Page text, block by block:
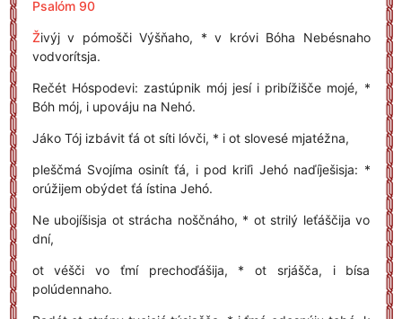
Psalóm 90
Živýj v pómošči Výšňaho, * v króvi Bóha Nebésnaho
vodvorítsja.
Rečét Hóspodevi: zastúpnik mój jesí i pribížišče mojé, *
Bóh mój, i upováju na Nehó.
Jáko Tój izbávit ťá ot síti lóvči, * i ot slovesé mjatéžna,
pleščmá Svojíma osinít ťá, i pod kriľi Jehó naďíješisja: *
orúžijem obýdet ťá ístina Jehó.
Ne ubojíšisja ot strácha noščnáho, * ot strilý leťáščija vo
dní,
ot véšči vo ťmí prechoďášija, * ot srjášča, i bísa
polúdennaho.